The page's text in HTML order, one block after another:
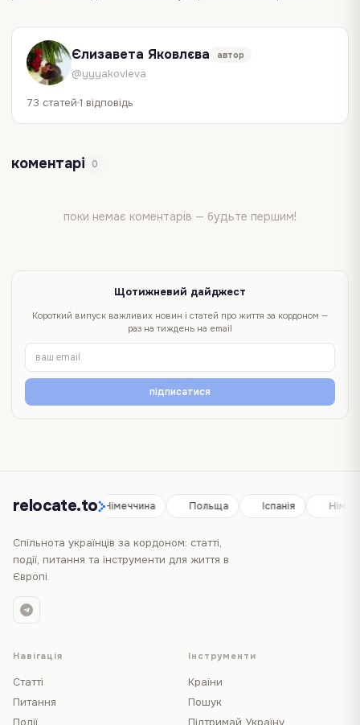
Єлизавета Яковлєва автор
@yyyakovleva
73 статей 1 відповідь
коментарі 0
поки немає коментарів — будьте першим!
Щотижневий дайджест
Короткий випуск важливих новин і статей про життя за кордоном —
раз на тиждень на email
підписатися
relocate.to
Іспанія Німеччина Польща Іспанія
Спільнота українців за кордоном: статті,
події, питання та інструменти для життя в
Європі.
Навігація
Статті
Питання
Події
Інструменти
Країни
Пошук
Підтримай Україну